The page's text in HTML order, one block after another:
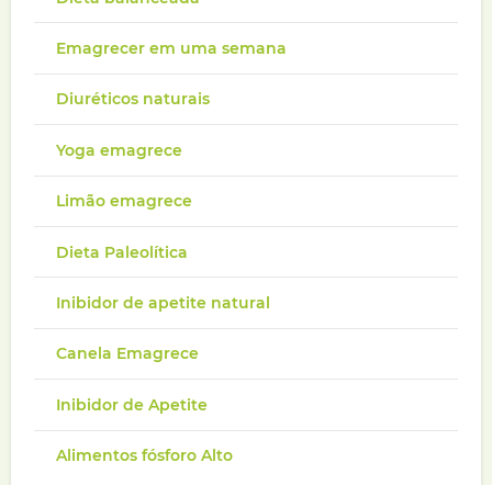
Emagrecer em uma semana
Diuréticos naturais
Yoga emagrece
Limão emagrece
Dieta Paleolítica
Inibidor de apetite natural
Canela Emagrece
Inibidor de Apetite
Alimentos fósforo Alto